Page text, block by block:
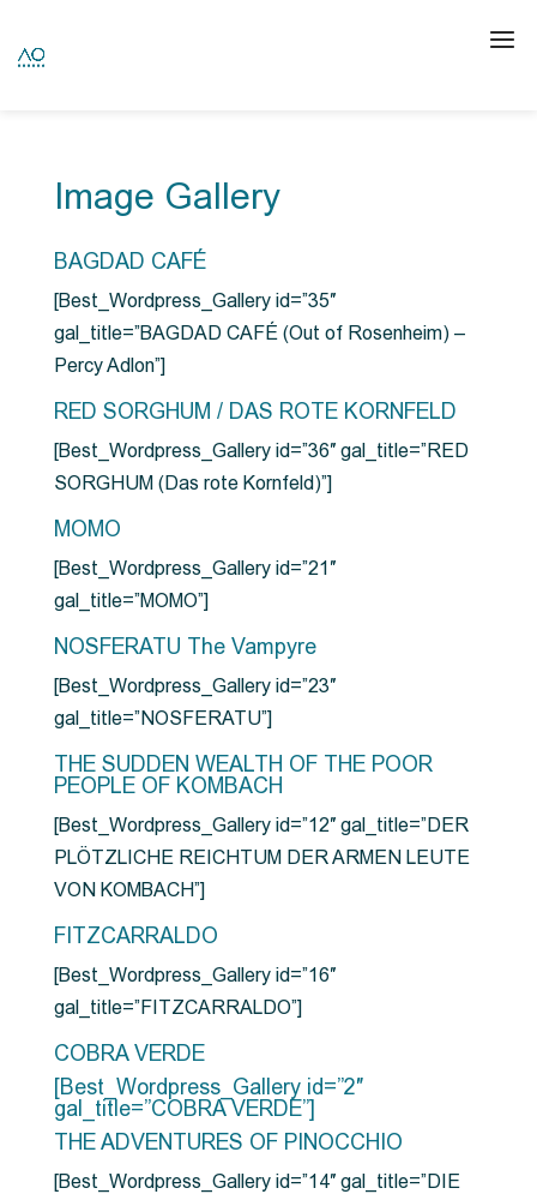
Image Gallery
BAGDAD CAFÉ
[Best_Wordpress_Gallery id=”35″
gal_title=”BAGDAD CAFÉ (Out of Rosenheim) –
Percy Adlon”]
RED SORGHUM / DAS ROTE KORNFELD
[Best_Wordpress_Gallery id=”36″ gal_title=”RED
SORGHUM (Das rote Kornfeld)”]
MOMO
[Best_Wordpress_Gallery id=”21″
gal_title=”MOMO”]
NOSFERATU The Vampyre
[Best_Wordpress_Gallery id=”23″
gal_title=”NOSFERATU”]
THE SUDDEN WEALTH OF THE POOR
PEOPLE OF KOMBACH
[Best_Wordpress_Gallery id=”12″ gal_title=”DER
PLÖTZLICHE REICHTUM DER ARMEN LEUTE
VON KOMBACH”]
FITZCARRALDO
[Best_Wordpress_Gallery id=”16″
gal_title=”FITZCARRALDO”]
COBRA VERDE
[Best_Wordpress_Gallery id=”2″
gal_title=”COBRA VERDE”]
THE ADVENTURES OF PINOCCHIO
[Best_Wordpress_Gallery id=”14″ gal_title=”DIE